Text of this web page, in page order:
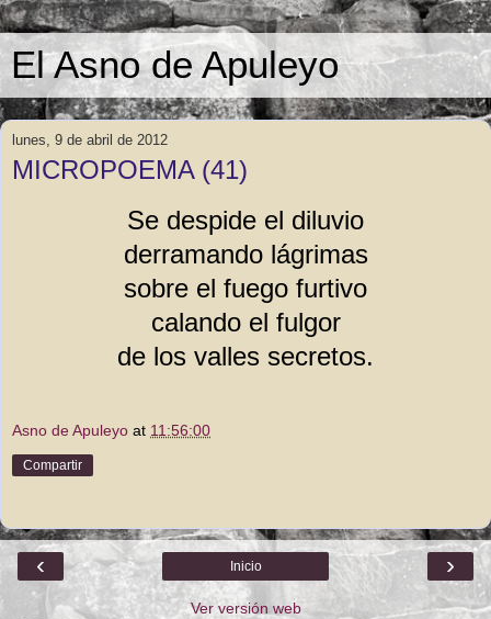
El Asno de Apuleyo
lunes, 9 de abril de 2012
MICROPOEMA (41)
Se despide el diluvio
derramando lágrimas
sobre el fuego furtivo
calando el fulgor
de los valles secretos.
Asno de Apuleyo at 11:56:00
Compartir
‹ ›
Inicio
Ver versión web